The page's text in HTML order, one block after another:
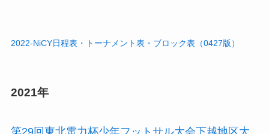
2022-NiCY日程表・トーナメント表・ブロック表（0427版）
2021年
第29回東北電力杯少年フットサル大会下越地区大